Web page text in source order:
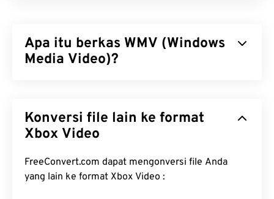
Apa itu berkas WMV (Windows
Media Video)?
mengompresi ukuran berkas dengancodec
sehingga menghasilkan berkas yang mudah
Format kontainer digital, yang disebut Advanced
Systems Format (ASF), sering kali merangkum
Konversi file lain ke format
Xbox Video
FreeConvert.com dapat mengonversi file Anda
yang lain ke format Xbox Video :